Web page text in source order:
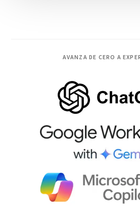
AVANZA DE CERO A